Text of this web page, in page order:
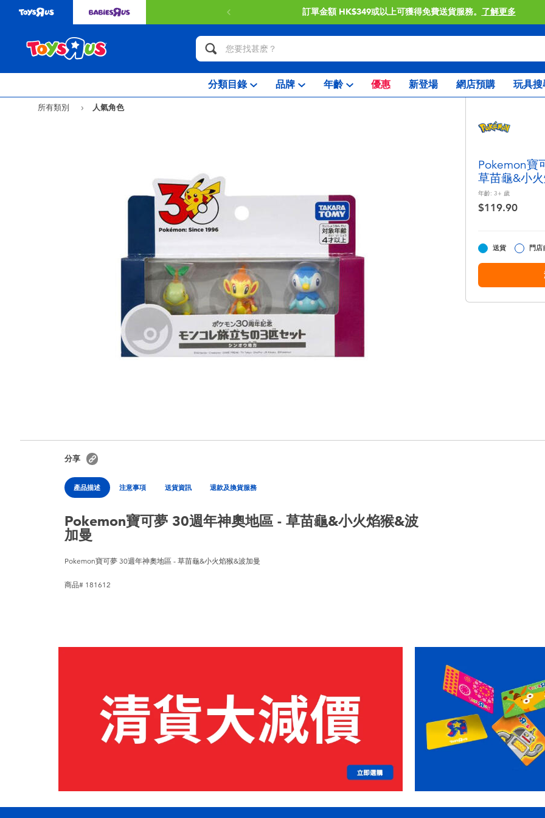
訂單金額 HK$349或以上可獲得免費送貨服務。 了解更多
分類目錄 品牌 年齡 優惠 新登場 網店預購 玩具搜
所有類別
人氣角色
Pokemon寶
草苗龜&小
年齡: 3+ 歲
$119.90
送貨 門店
分享
產品描述 注意事項 送貨資訊 退款及換貨服務
Pokemon寶可夢 30週年神奧地區 - 草苗龜&小火焰猴&波
加曼
Pokemon寶可夢 30週年神奧地區 - 草苗龜&小火焰猴&波加曼
商品# 181612